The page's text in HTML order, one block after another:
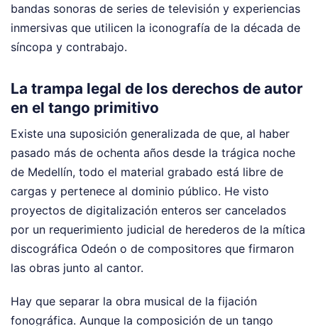
bandas sonoras de series de televisión y experiencias
inmersivas que utilicen la iconografía de la década de
síncopa y contrabajo.
La trampa legal de los derechos de autor
en el tango primitivo
Existe una suposición generalizada de que, al haber
pasado más de ochenta años desde la trágica noche
de Medellín, todo el material grabado está libre de
cargas y pertenece al dominio público. He visto
proyectos de digitalización enteros ser cancelados
por un requerimiento judicial de herederos de la mítica
discográfica Odeón o de compositores que firmaron
las obras junto al cantor.
Hay que separar la obra musical de la fijación
fonográfica. Aunque la composición de un tango